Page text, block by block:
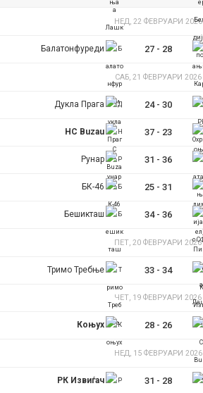
НЕД, 22 ФЕВРУАРИ 2026
Балатонфуреди 27- 28
САБ, 21 ФЕВРУАРИ 2026
Дукла Прага 24- 30
HC Buzau 37- 23
Рунар 31 - 36
БК-46 25- 31
Бешикташ 34- 36
ПЕТ, 20 ФЕВРУАРИ 2026
Тримо Требње 33- 34
ЧЕТ, 19 ФЕВРУАРИ 2026
Коњух 28- 26
НЕД, 15 ФЕВРУАРИ 2026
РК Извиѓач 31 - 28